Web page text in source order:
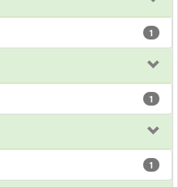
1
1
1